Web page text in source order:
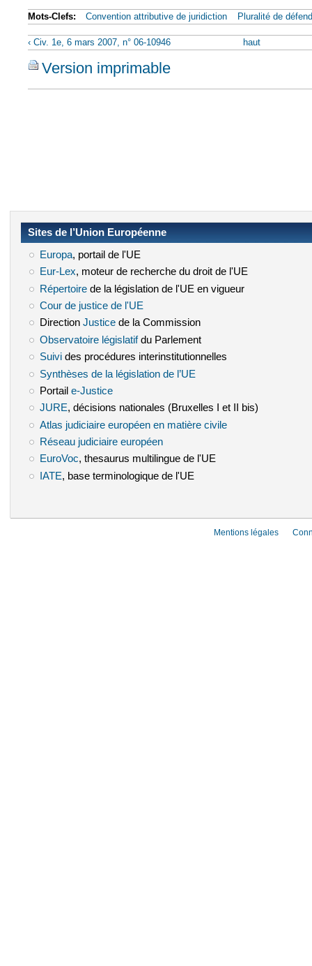
Mots-Clefs: Convention attributive de juridiction Pluralité de
‹ Civ. 1e, 6 mars 2007, n° 06-10946 haut
Version imprimable
Sites de l’Union Européenne
Europa(le lien est externe)
, portail de l'UE
Eur-Lex(le lien est externe)
, moteur de recherche du droit de l'UE
Répertoire(le lien est externe)
de la législation de l'UE en vigueur
Cour de justice de l'UE
Direction Justice(le lien est externe)
de la Commission
Observatoire législatif(le lien est externe)
du Parlement
Suivi(le lien est externe)
des procédures interinstitutionnelles
Synthèses de la législation de l’UE
Portail e-Justice(le lien est externe)
JURE(le lien est externe)
, décisions nationales (Bruxelles I et II bis)
Atlas judiciaire européen en matière civile(le lien est externe)
Réseau judiciaire européen(le lien est externe)
EuroVoc(le lien est externe)
, thesaurus multilingue de l'UE
IATE (le lien est externe)
, base terminologique de l'UE
Mentions légales